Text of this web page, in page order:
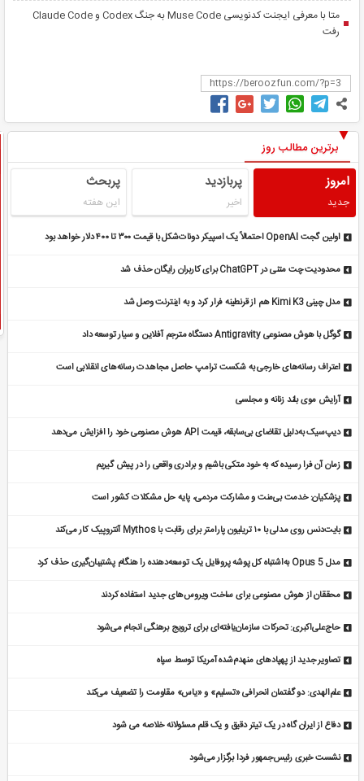
متا با معرفی ایجنت کدنویسی Muse Code به جنگ Codex و Claude Code
رفت
برترین مطالب روز
امروز
جدید
پربازدید
اخیر
پربحث
این هفته
اولین گجت OpenAI احتمالاً یک اسپیکر دونات‌شکل با قیمت ۳۰۰ تا ۴۰۰ دلار خواهد بود
محدودیت چت متنی در ChatGPT برای کاربران رایگان حذف شد
مدل چینی Kimi K3 هم از قرنطینه فرار کرد و به اینترنت وصل شد
گوگل با هوش مصنوعی Antigravity دستگاه مترجم آفلاین و سیار توسعه داد
اعتراف رسانه‌های خارجی به شکست ترامپ حاصل مجاهدت رسانه‌های انقلابی است
آرایش موی بلند زنانه و مجلسی
دیپ‌سیک به‌دلیل تقاضای بی‌سابقه، قیمت API هوش مصنوعی خود را افزایش می‌دهد
زمان آن فرا رسیده که به خود متکی باشیم و برادری واقعی را در پیش گیریم
پزشکیان: خدمت بی‌منت و مشارکت مردمی، پایه حل مشکلات کشور است
بایت‌دنس روی مدلی با ۱۰ تریلیون پارامتر برای رقابت با Mythos آنتروپیک کار می‌کند
مدل Opus 5 به‌اشتباه کل پوشه پروفایل یک توسعه‌دهنده را هنگام پشتیبان‌گیری حذف کرد
محققان از هوش مصنوعی برای ساخت ویروس‌های جدید استفاده کردند
حاج‌علی‌اکبری: تحرکات سازمان‌یافته‌ای برای ترویج برهنگی انجام می‌شود
تصاویر جدید از پهپادهای منهدم‌شده آمریکا توسط سپاه
علم‌الهدی: دو گفتمان انحرافی «تسلیم» و «یاس» مقاومت را تضعیف می‌کند
دفاع از ایران گاه در یک تیتر دقیق و یک قلم مسئولانه خلاصه می شود
نشست خبری رئیس‌جمهور فردا برگزار می‌شود